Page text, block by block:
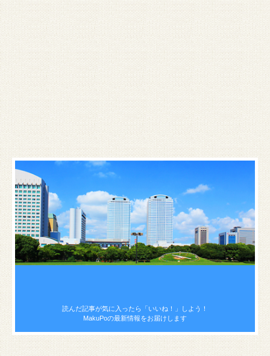
読んだ記事が気に入ったら 「いいね！」しよう！
MakuPoの最新情報をお届けします